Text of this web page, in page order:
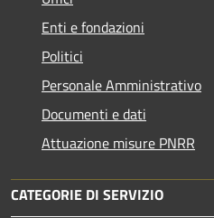
Enti e fondazioni
Politici
Personale Amministrativo
Documenti e dati
Attuazione misure PNRR
CATEGORIE DI SERVIZIO